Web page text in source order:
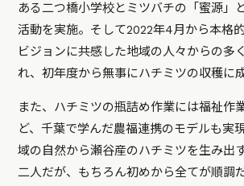
ある二つ橋小学校とミツバチの「蜜源」
活動を実施。そして2022年4月から本格
ビジョンに共感した地域の人々からの多
れ、初年度から無事にハチミツの収穫に
また、ハチミツの瓶詰め作業には福祉作
ど、千葉で学んだ農福連携のモデルも実
域の自然から瀬谷産のハチミツを生み出
二人だが、もちろん初めから全てが順調